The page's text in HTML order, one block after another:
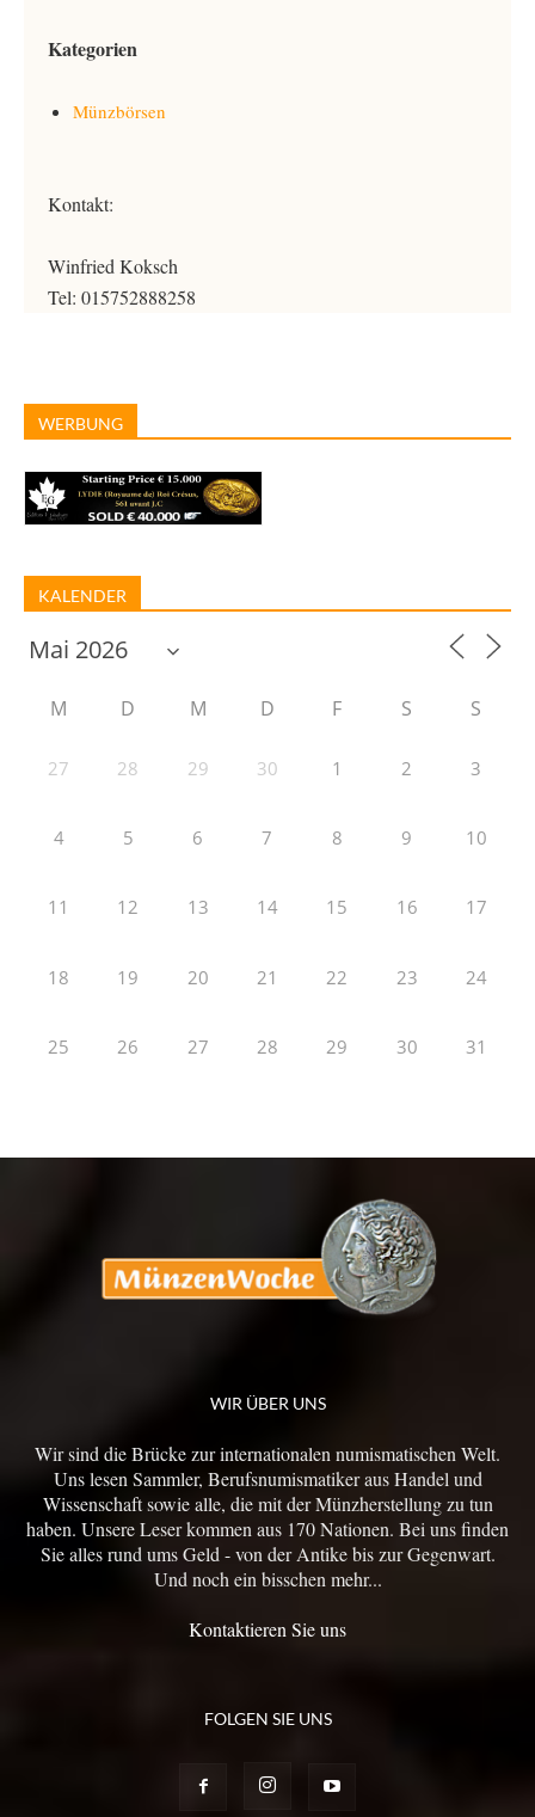
Kategorien
Münzbörsen
Kontakt:
Winfried Koksch
Tel: 015752888258
WERBUNG
KALENDER
M D M D F S S
27 28 29 30 1 2 3
4 5 6 7 8 9 10
11 12 13 14 15 16 17
18 19 20 21 22 23 24
25 26 27 28 29 30 31
WIR ÜBER UNS
Wir sind die Brücke zur internationalen numismatischen Welt.
Uns lesen Sammler, Berufsnumismatiker aus Handel und
Wissenschaft sowie alle, die mit der Münzherstellung zu tun
haben. Unsere Leser kommen aus 170 Nationen. Bei uns finden
Sie alles rund ums Geld - von der Antike bis zur Gegenwart.
Und noch ein bisschen mehr...
Kontaktieren Sie uns
FOLGEN SIE UNS